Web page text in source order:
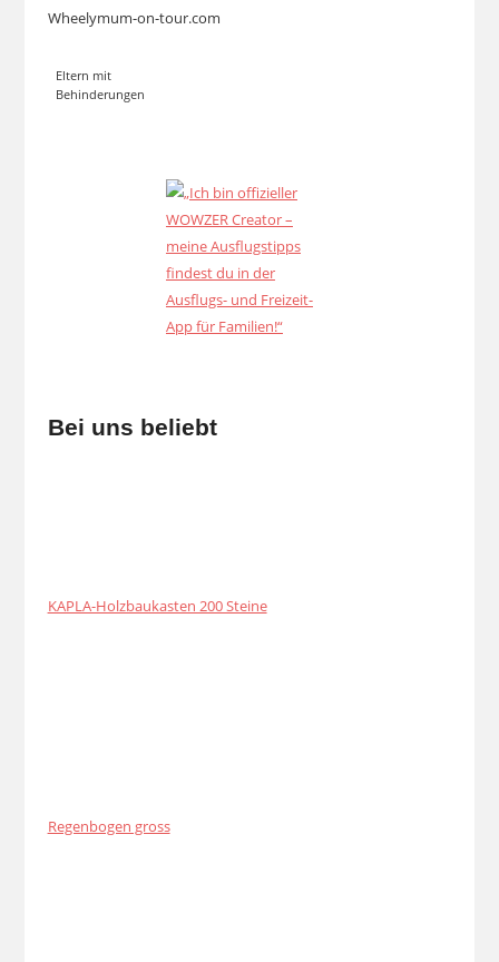
Wheelymum-on-tour.com
Eltern mit
Behinderungen
Bei uns beliebt
KAPLA-Holzbaukasten 200 Steine
Regenbogen gross